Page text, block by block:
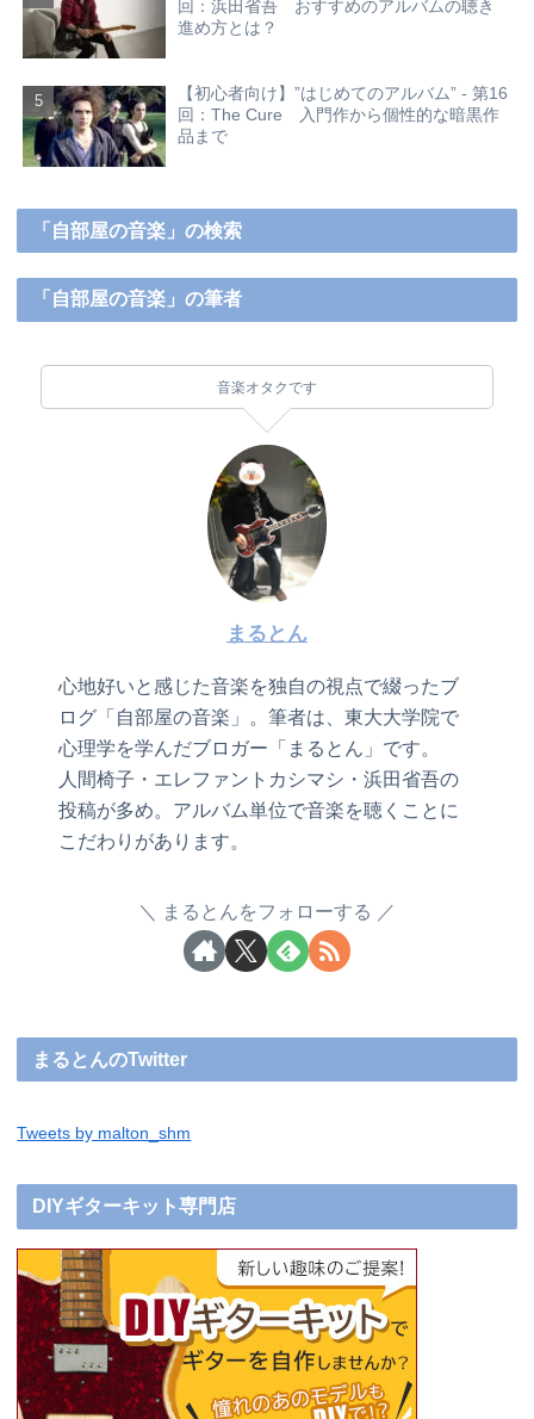
回：浜田省吾 おすすめのアルバムの聴き
進め方とは？
【初心者向け】”はじめてのアルバム” - 第16
回：The Cure 入門作から個性的な暗黒作
品まで
「自部屋の音楽」の検索
「自部屋の音楽」の筆者
音楽オタクです
まるとん
心地好いと感じた音楽を独自の視点で綴ったブ
ログ「自部屋の音楽」。筆者は、東大大学院で
心理学を学んだブロガー「まるとん」です。
人間椅子・エレファントカシマシ・浜田省吾の
投稿が多め。アルバム単位で音楽を聴くことに
こだわりがあります。
まるとんをフォローする
まるとんのTwitter
Tweets by malton_shm
DIYギターキット専門店